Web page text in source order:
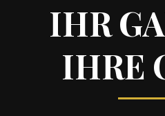
IHR
IHRE